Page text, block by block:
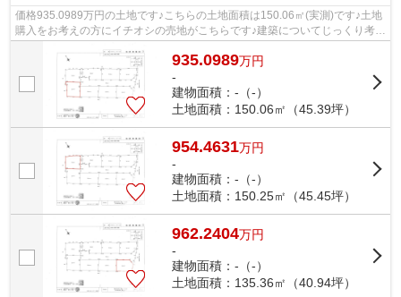
価格935.0989万円の土地です♪こちらの土地面積は150.06㎡(実測)です♪土地
購入をお考えの方にイチオシの売地がこちらです♪建築についてじっくり考え
935.0989万円
-
建物面積：-（-）
土地面積：150.06㎡（45.39坪）
954.4631万円
-
建物面積：-（-）
土地面積：150.25㎡（45.45坪）
962.2404万円
-
建物面積：-（-）
土地面積：135.36㎡（40.94坪）